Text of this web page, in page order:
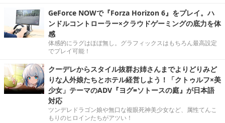
GeForce NOWで『Forza Horizon 6』をプレイ。ハ
ンドルコントローラー×クラウドゲーミングの底力を体
感
体感的にラグはほぼ無し。グラフィックスはもちろん最高設定
でプレイ可能！
クーデレからスタイル抜群お姉さんまでよりどりみど
りな人外娘たちとホテル経営しよう！「クトゥルフ×美
少女」テーマのADV『ヨグ=ソトースの庭』が日本語
対応
ツンデレドラゴン娘や無口な複眼死神美少女など、属性てんこ
もりのヒロインたちがアツい！